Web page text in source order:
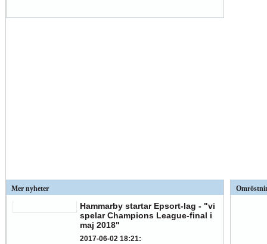
Mer nyheter
Hammarby startar Epsort-lag - "vi
spelar Champions League-final i
maj 2018"
2017-06-02 18:21: